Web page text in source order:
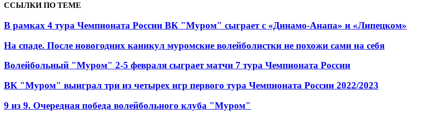
ССЫЛКИ ПО ТЕМЕ
В рамках 4 тура Чемпионата России ВК "Муром" сыграет с «Динамо-Анапа» и «Липецком»
На спаде. После новогодних каникул муромские волейболистки не похожи сами на себя
Волейбольный "Муром" 2-5 февраля сыграет матчи 7 тура Чемпионата России
ВК "Муром" выиграл три из четырех игр первого тура Чемпионата России 2022/2023
9 из 9. Очередная победа волейбольного клуба "Муром"